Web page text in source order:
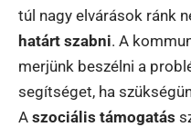
túl nagy elvárások ránk
határt szabni. A
merjünk beszélni a
segítséget, ha
A szociális támogatás